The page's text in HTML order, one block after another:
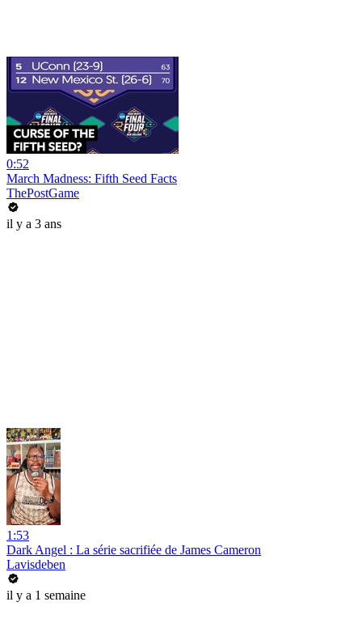
0:52
March Madness: Fifth Seed Facts
ThePostGame
il y a 3 ans
1:53
Dark Angel : La série sacrifiée de James Cameron
Lavisdeben
il y a 1 semaine